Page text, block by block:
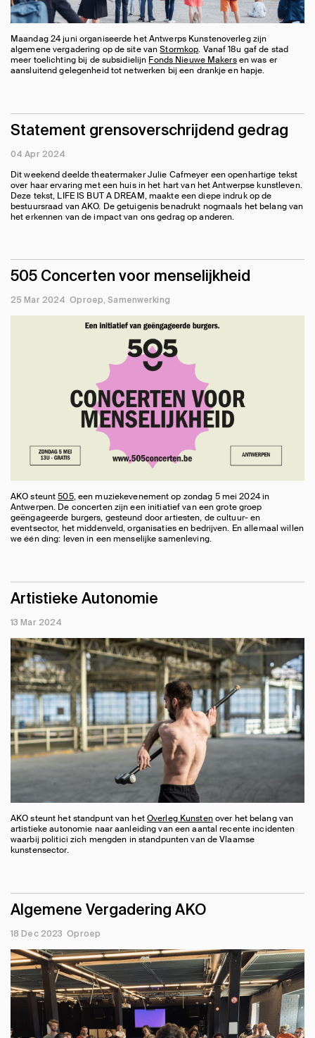
Maandag 24 juni organiseerde het Antwerps Kunstenoverleg zijn
algemene vergadering op de site vanStormkop. Vanaf 18u gaf de stad
meer toelichting bij de subsidielijn Fonds Nieuwe Makersen was er
aansluitend gelegenheid tot netwerken bij een drankje en hapje.
Statement grensoverschrijdend gedrag
04 Apr 2024
Dit weekend deelde theatermaker Julie Cafmeyer een openhartige tekst
over haar ervaring met een huis in het hart van het Antwerpse kunstleven.
Deze tekst, LIFE IS BUT A DREAM, maakte een diepe indruk op de
bestuursraad van AKO. De getuigenis benadrukt nogmaals het belang van
het erkennen van de impact van ons gedrag op anderen.
505 Concerten voor menselijkheid
25 Mar 2024 Oproep Samenwerking
AKO steunt505, een muziekevenement op zondag 5 mei 2024 in
Antwerpen. De concerten zijn een initiatief van een grote groep
geëngageerde burgers, gesteund door artiesten, de cultuur- en
eventsector, het middenveld, organisaties en bedrijven. En allemaal willen
we één ding: leven in een menselijke samenleving.
Artistieke Autonomie
13 Mar 2024
AKO steunt het standpunt van hetOverleg Kunstenover het belang van
artistieke autonomie naar aanleiding van een aantal recente incidenten
waarbij politici zich mengden in standpunten van de Vlaamse
kunstensector.
Algemene Vergadering AKO
18 Dec 2023 Oproep